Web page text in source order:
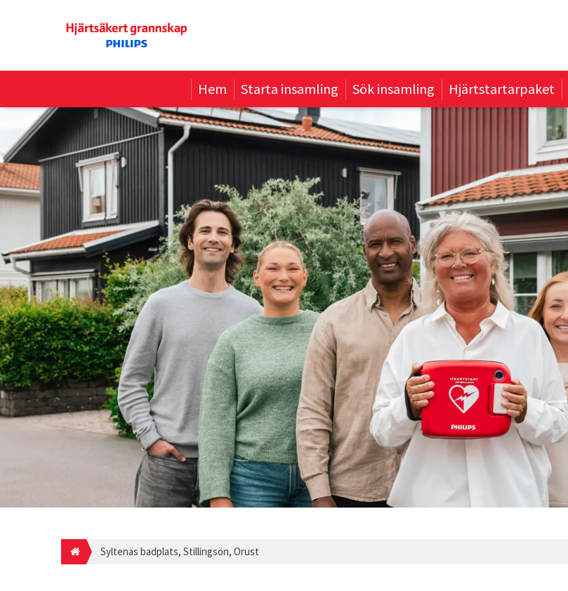
Hem Starta insamling Sök insamling Hjärtstartarpaket
Syltenäs badplats, Stillingsön, Orust